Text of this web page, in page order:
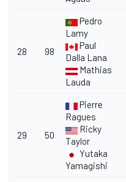
28 98
Pedro
Lamy
Paul
Dalla Lana
Mathias
Lauda
29 50
Pierre
Ragues
Ricky
Taylor
Yutaka
Yamagishi